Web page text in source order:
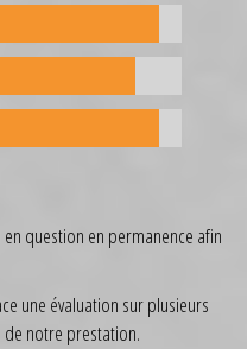
question en permanence afin
une évaluation sur plusieurs
notre prestation.